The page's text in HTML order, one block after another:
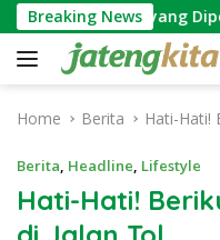
k
Breaking News
yang
Home Berita Hati-Hati!
Berita, Headline, Lifestyle
Hati-Hati!